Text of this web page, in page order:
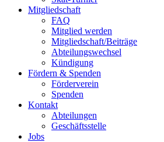
Mitgliedschaft
FAQ
Mitglied werden
Mitgliedschaft/Beiträge
Abteilungswechsel
Kündigung
Fördern & Spenden
Förderverein
Spenden
Kontakt
Abteilungen
Geschäftsstelle
Jobs